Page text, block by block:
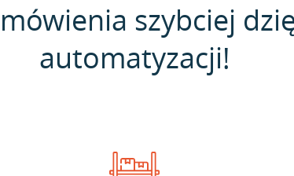
szybciej
automatyzacji!